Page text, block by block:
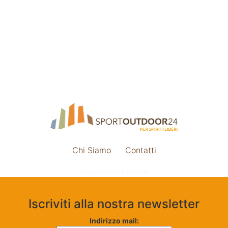
Chi Siamo Contatti
Iscriviti alla nostra newsletter
Indirizzo mail: